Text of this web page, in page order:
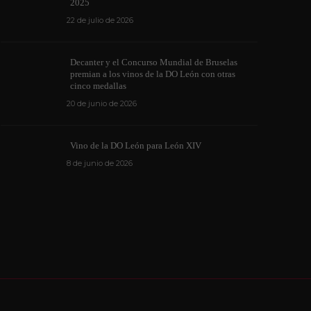
1172
2025
22 de julio de 2026
Decanter y el Concurso Mundial de Bruselas
premian a los vinos de la DO León con otras
cinco medallas
20 de junio de 2026
Vino de la DO León para León XIV
8 de junio de 2026